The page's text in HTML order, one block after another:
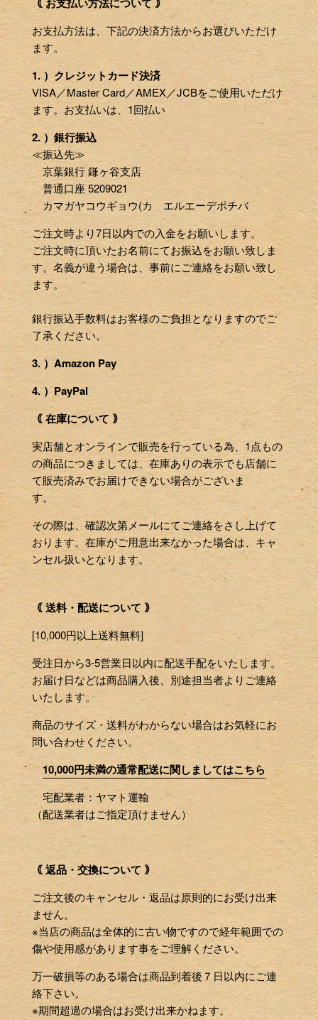
お支払方法は、下記の決済方法からお選びいただけ
ます。
1. ）クレジットカード決済
VISA／Master Card／AMEX／JCBをご使用いただけ
ます。お支払いは、1回払い
2. ）銀行振込
≪振込先≫
京葉銀行 鎌ヶ谷支店
普通口座 5209021
カマガヤコウギョウ(カ エルエーデポチバ
ご注文時より7日以内での入金をお願いします。
ご注文時に頂いたお名前にてお振込をお願い致しま
す。名義が違う場合は、事前にご連絡をお願い致し
ます。
銀行振込手数料はお客様のご負担となりますのでご
了承ください。
3. ）Amazon Pay
4. ）PayPal
｟ 在庫について ｠
実店舗とオンラインで販売を行っている為、1点もの
の商品につきましては、在庫ありの表示でも店舗に
て販売済みでお届けできない場合がございま
す。
その際は、確認次第メールにてご連絡をさし上げて
おります。在庫がご用意出来なかった場合は、キャ
ンセル扱いとなります。
｟ 送料・配送について ｠
[10,000円以上送料無料]
受注日から3-5営業日以内に配送手配をいたします。
お届け日などは商品購入後、別途担当者よりご連絡
いたします。
商品のサイズ・送料がわからない場合はお気軽にお
問い合わせください。
10,000円未満の通常配送に関しましてはこちら
宅配業者：ヤマト運輸
（配送業者はご指定頂けません）
｟ 返品・交換について ｠
ご注文後のキャンセル・返品は原則的にお受け出来
ません。
※当店の商品は全体的に古い物ですので経年範囲での
傷や使用感があります事をご理解ください。
万一破損等のある場合は商品到着後７日以内にご連
絡下さい。
※期間超過の場合はお受け出来かねます。